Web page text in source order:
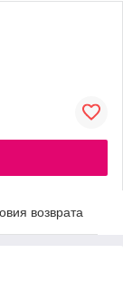
возврата